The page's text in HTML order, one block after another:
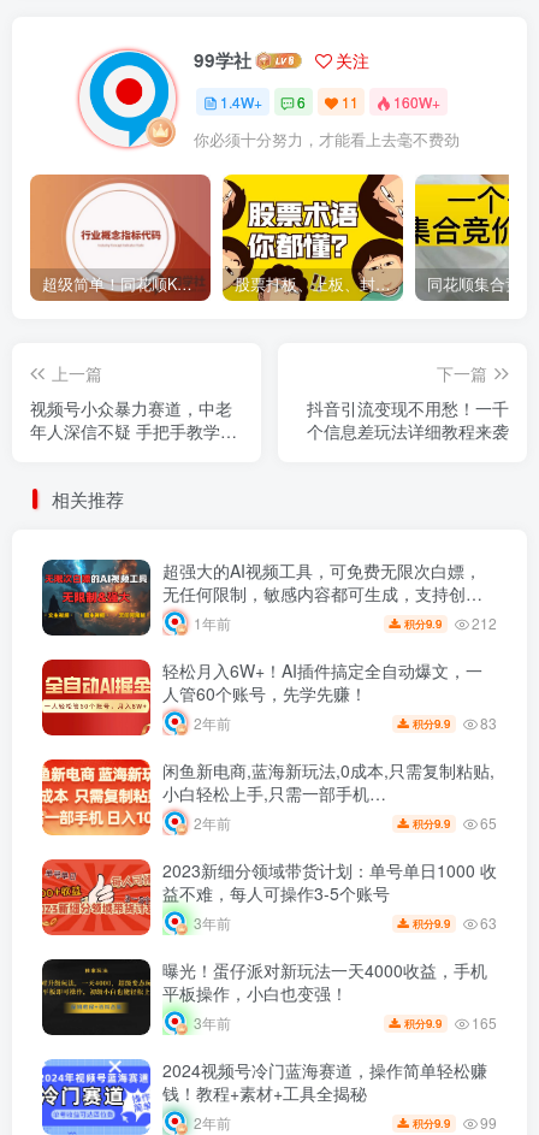
99学社 关注
1.4W+ 6 11 160W+
你必须十分努力，才能看上去毫不费劲
超级简单！同花顺K线界面显示行业概念指标代码图解 股票打板、上板、封板、翘板、炸板是什么意思？炒股你必须懂的暗语！
上一篇
视频号小众暴力赛道，中老
年人深信不疑 手把手教学，
下一篇
抖音引流变现不用愁！一千
个信息差玩法详细教程来袭
相关推荐
超强大的AI视频工具，可免费无限次白嫖，
无任何限制，敏感内容都可生成，支持创作
音乐，文生视频，图生视频
1年前 积分9.9 212
轻松月入6W+！AI插件搞定全自动爆文，一
人管60个账号，先学先赚！
2年前 积分9.9 83
闲鱼新电商,蓝海新玩法,0成本,只需复制粘贴,
小白轻松上手,只需一部手机…
2年前 积分9.9 65
2023新细分领域带货计划：单号单日1000 收
益不难，每人可操作3-5个账号
3年前 积分9.9 63
曝光！蛋仔派对新玩法一天4000收益，手机
平板操作，小白也变强！
3年前 积分9.9 165
2024视频号冷门蓝海赛道，操作简单轻松赚
钱！教程+素材+工具全揭秘
2年前 积分9.9 99